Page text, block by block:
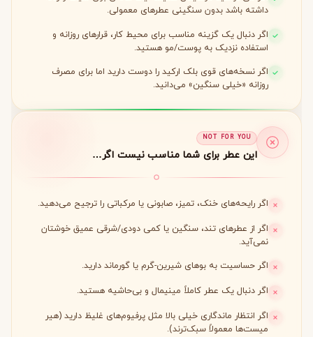
داشته باشد بدون سنگینی عطرهای معمولی.
اگر دنبال یک گزینه مناسب برای محیط کار، قرارهای روزانه و
استفاده نزدیک به پوست/مو هستید.
اگر نسخه‌های قوی بلک ارکید را دوست دارید اما برای مصرف
روزانه «خیلی سنگین» می‌دانید.
NOT FOR YOU
این عطر برای شما مناسب نیست اگر…
اگر رایحه‌های خنک، تمیز، صابونی یا مرکباتی را ترجیح می‌دهید.
اگر از عطرهای تند، سنگین یا کمی دودی/شرقی عمیق خوشتان
نمی‌آید.
اگر حساسیت به بوهای شیرین-گرم یا گورماند دارید.
اگر دنبال یک عطر کاملاً مینیمال و بی‌حاشیه هستید.
اگر انتظار ماندگاری خیلی بالا مثل پرفیوم‌های غلیظ دارید (هیر
میست‌ها معمولاً سبک‌ترند).